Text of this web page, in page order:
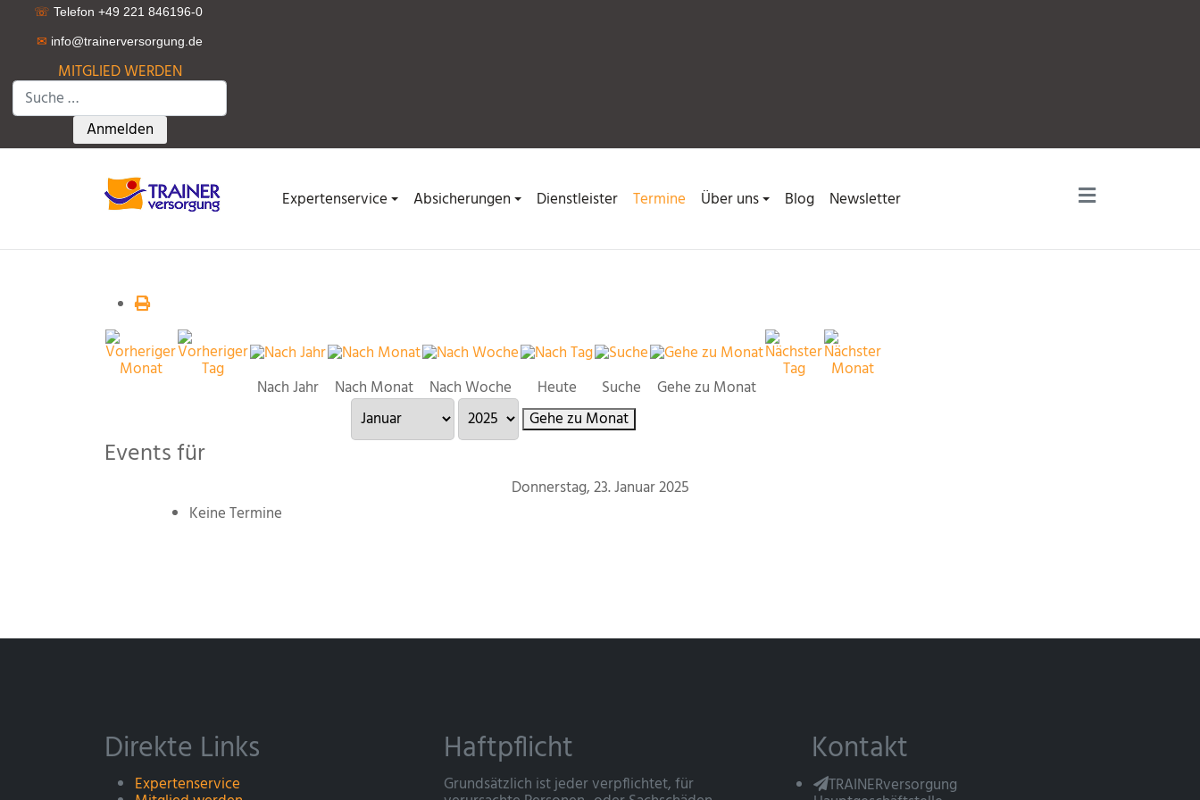
☏ Telefon +49 221 846196-0
✉ info@trainerversorgung.de
MITGLIED WERDEN
Suchen
Type 2 or more characters for results.
Anmelden
Expertenservice Absicherungen Dienstleister Termine Über uns Blog Newsletter
Nach Jahr Nach Monat Nach Woche Heute Suche
Gehe zu Monat
Gehe zu Monat
Events für
Donnerstag, 23. Januar 2025
Keine Termine
Direkte Links
Expertenservice
Haftpflicht
Grundsätzlich ist jeder verpflichtet, für
Kontakt
TRAINERversorgung